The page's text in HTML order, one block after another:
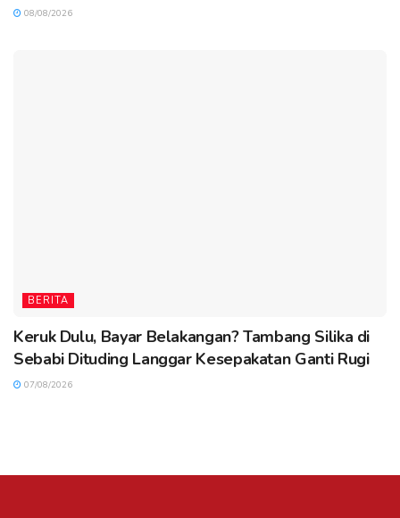
08/08/2026
BERITA
Keruk Dulu, Bayar Belakangan? Tambang Silika di
Sebabi Dituding Langgar Kesepakatan Ganti Rugi
07/08/2026